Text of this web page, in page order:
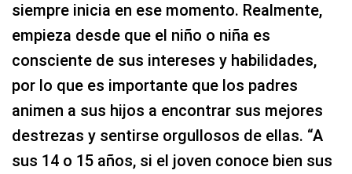
siempre inicia en ese momento. Realmente,
empieza desde que el niño o niña es
consciente de sus intereses y habilidades,
por lo que es importante que los padres
animen a sus hijos a encontrar sus mejores
destrezas y sentirse orgullosos de ellas. “A
sus 14 o 15 años, si el joven conoce bien sus